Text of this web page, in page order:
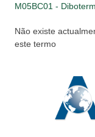
M05BC01 -
Não existe
este termo